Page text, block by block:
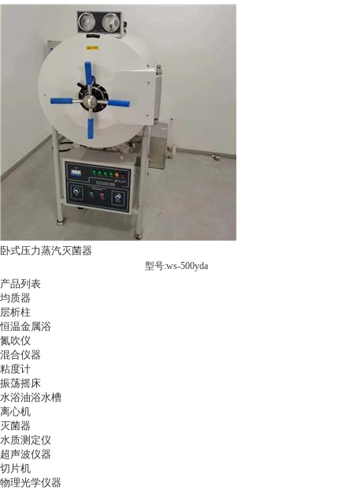
卧式压力蒸汽灭菌器
型号:ws-500yda
产品列表
均质器
层析柱
恒温金属浴
氮吹仪
混合仪器
粘度计
振荡摇床
水浴油浴水槽
离心机
灭菌器
水质测定仪
超声波仪器
切片机
物理光学仪器